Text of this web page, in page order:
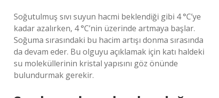
Soğutulmuş sıvı suyun hacmi beklendiği gibi 4 °C’ye
kadar azalırken, 4 °C’nin üzerinde artmaya başlar.
Soğuma sırasındaki bu hacim artışı donma sırasında
da devam eder. Bu olguyu açıklamak için katı haldeki
su moleküllerinin kristal yapısını göz önünde
bulundurmak gerekir.